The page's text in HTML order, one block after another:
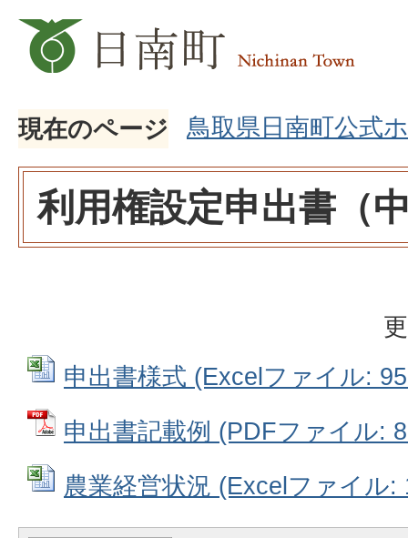
現在のページ 鳥取県日南町公式
利用権設定申出書（
申出書様式 (Excelファイル:
申出書記載例 (PDFファイル:
農業経営状況 (Excelファイル: